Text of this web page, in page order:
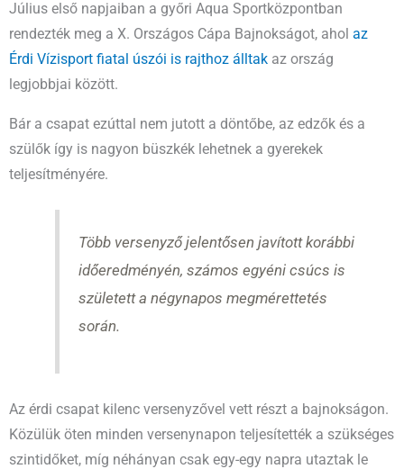
Július első napjaiban a győri Aqua Sportközpontban
rendezték meg a X. Országos Cápa Bajnokságot, ahol az
Érdi Vízisport fiatal úszói is rajthoz álltak az ország
legjobbjai között.
Bár a csapat ezúttal nem jutott a döntőbe, az edzők és a
szülők így is nagyon büszkék lehetnek a gyerekek
teljesítményére.
Több versenyző jelentősen javított korábbi
időeredményén, számos egyéni csúcs is
született a négynapos megmérettetés
során.
Az érdi csapat kilenc versenyzővel vett részt a bajnokságon.
Közülük öten minden versenynapon teljesítették a szükséges
szintidőket, míg néhányan csak egy-egy napra utaztak le